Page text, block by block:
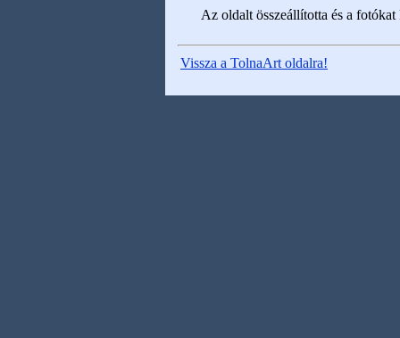
Az oldalt összeállította és a fotókat
Vissza a TolnaArt oldalra!